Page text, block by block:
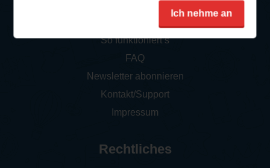
Ich nehme an
So funktioniert‘s
FAQ
Newsletter abonnieren
Kontakt/Support
Impressum
Rechtliches